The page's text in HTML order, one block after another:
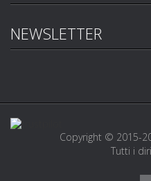
NEWSLETTER
Copyright © 2015-
Tutti i